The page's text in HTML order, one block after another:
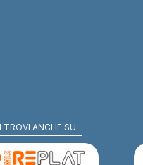
TROVI ANCHE SU: